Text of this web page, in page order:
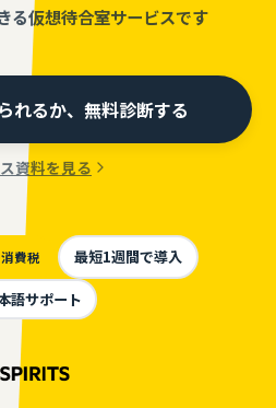
る仮想待合室サービスです
れるか、無料診断する
資料を見る
費税 最短1週間で導入
語サポート